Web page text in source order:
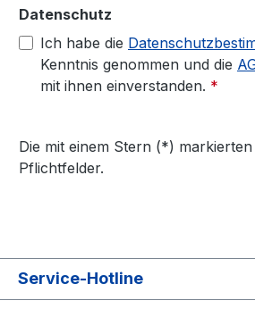
Datenschutz
Ich habe die
Kenntnis genommen und die
mit ihnen einverstanden. *
Die mit einem Stern (*)
Pflichtfelder.
Service-Hotline